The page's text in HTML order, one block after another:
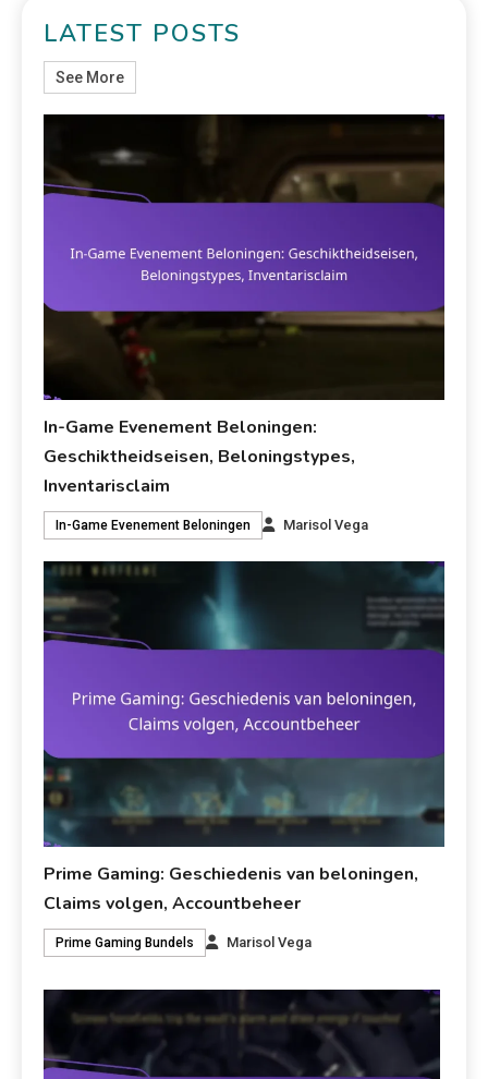
LATEST POSTS
See More
In-Game Evenement Beloningen:
Geschiktheidseisen, Beloningstypes,
Inventarisclaim
In-Game Evenement Beloningen Marisol Vega
Prime Gaming: Geschiedenis van beloningen,
Claims volgen, Accountbeheer
Prime Gaming Bundels Marisol Vega